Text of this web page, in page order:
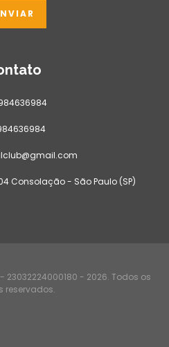
Consolação - São Paulo (SP)
- 2026. Todos os
reservados.